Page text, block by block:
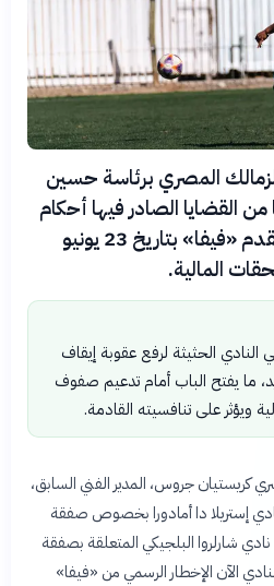
المصري برئاسة حسين
القضايا الصادر فيها أحكام
من الاتحاد الدولي لكرة القدم «فيفا» بتاريخ 23 يونيو
الحثيثة لرفع عقوبة إيقاف
ما يفتح الباب أمام تدعيم صفوف
ويؤثر على تنافسيته القادمة.
جروس، المدير الفني السابق،
إستريلا دا أمادورا بخصوص صفقة
شارلروا البلجيكي المتعلقة بصفقة
الآن الإخطار الرسمي من «فيفا»